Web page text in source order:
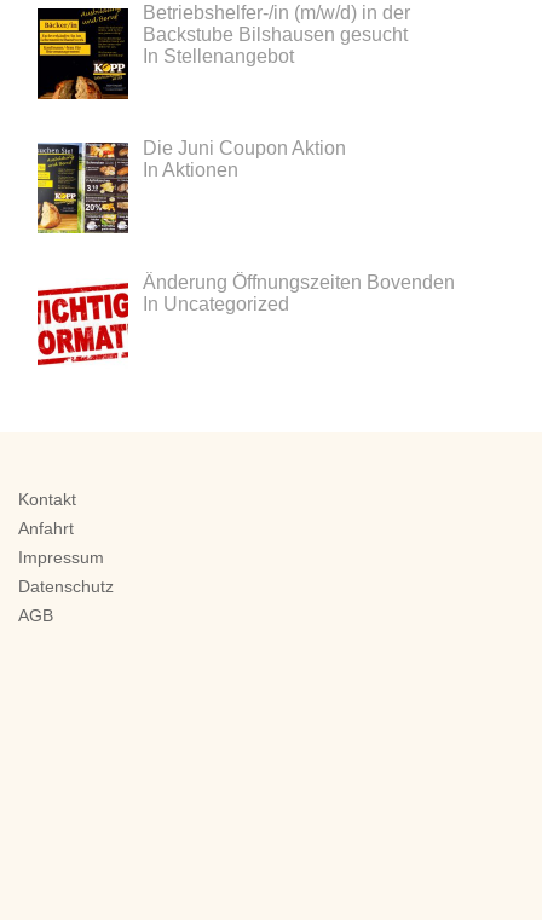
Betriebshelfer-/in (m/w/d) in der
Backstube Bilshausen gesucht
In Stellenangebot
Die Juni Coupon Aktion
In Aktionen
Änderung Öffnungszeiten Bovenden
In Uncategorized
Kontakt
Anfahrt
Impressum
Datenschutz
AGB